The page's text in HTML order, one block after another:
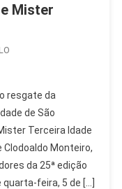
Mister
resgate da
de São
Terceira Idade
Clodoaldo Monteiro,
da 25ª edição
feira, 5 de […]